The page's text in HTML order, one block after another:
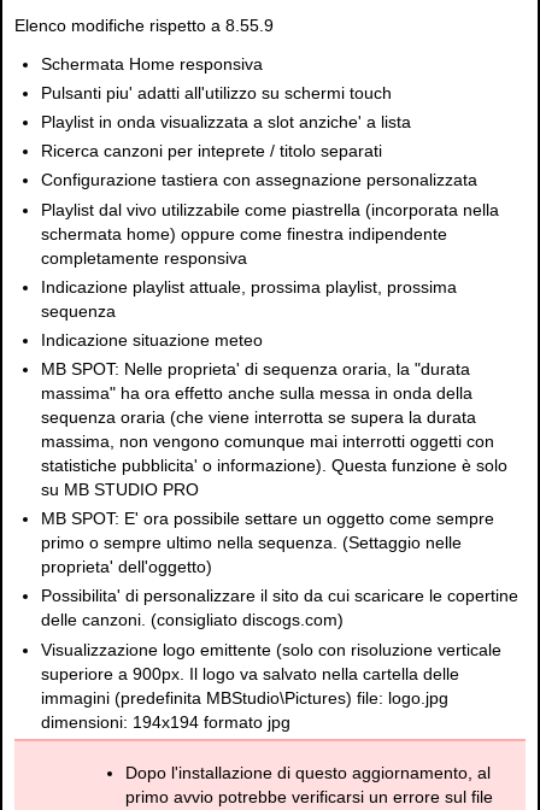
Elenco modifiche rispetto a 8.55.9
Schermata Home responsiva
Pulsanti piu' adatti all'utilizzo su schermi touch
Playlist in onda visualizzata a slot anziche' a lista
Ricerca canzoni per inteprete / titolo separati
Configurazione tastiera con assegnazione personalizzata
Playlist dal vivo utilizzabile come piastrella (incorporata nella
schermata home) oppure come finestra indipendente
completamente responsiva
Indicazione playlist attuale, prossima playlist, prossima
sequenza
Indicazione situazione meteo
MB SPOT: Nelle proprieta' di sequenza oraria, la "durata
massima" ha ora effetto anche sulla messa in onda della
sequenza oraria (che viene interrotta se supera la durata
massima, non vengono comunque mai interrotti oggetti con
statistiche pubblicita' o informazione). Questa funzione è solo
su MB STUDIO PRO
MB SPOT: E' ora possibile settare un oggetto come sempre
primo o sempre ultimo nella sequenza. (Settaggio nelle
proprieta' dell'oggetto)
Possibilita' di personalizzare il sito da cui scaricare le copertine
delle canzoni. (consigliato discogs.com)
Visualizzazione logo emittente (solo con risoluzione verticale
superiore a 900px. Il logo va salvato nella cartella delle
immagini (predefinita MBStudio\Pictures) file: logo.jpg
dimensioni: 194x194 formato jpg
Dopo l'installazione di questo aggiornamento, al
primo avvio potrebbe verificarsi un errore sul file